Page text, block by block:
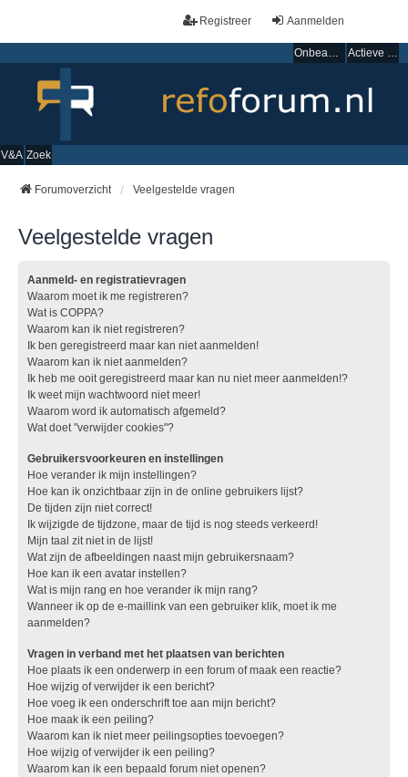
Aanmelden
Registreer
Onbeantwoorde onderwerpen Actieve onderwerpen
V&A Zoek
Forumoverzicht Veelgestelde vragen
Veelgestelde vragen
Aanmeld- en registratievragen
Waarom moet ik me registreren?
Wat is COPPA?
Waarom kan ik niet registreren?
Ik ben geregistreerd maar kan niet aanmelden!
Waarom kan ik niet aanmelden?
Ik heb me ooit geregistreerd maar kan nu niet meer aanmelden!?
Ik weet mijn wachtwoord niet meer!
Waarom word ik automatisch afgemeld?
Wat doet "verwijder cookies"?
Gebruikersvoorkeuren en instellingen
Hoe verander ik mijn instellingen?
Hoe kan ik onzichtbaar zijn in de online gebruikers lijst?
De tijden zijn niet correct!
Ik wijzigde de tijdzone, maar de tijd is nog steeds verkeerd!
Mijn taal zit niet in de lijst!
Wat zijn de afbeeldingen naast mijn gebruikersnaam?
Hoe kan ik een avatar instellen?
Wat is mijn rang en hoe verander ik mijn rang?
Wanneer ik op de e-maillink van een gebruiker klik, moet ik me
aanmelden?
Vragen in verband met het plaatsen van berichten
Hoe plaats ik een onderwerp in een forum of maak een reactie?
Hoe wijzig of verwijder ik een bericht?
Hoe voeg ik een onderschrift toe aan mijn bericht?
Hoe maak ik een peiling?
Waarom kan ik niet meer peilingsopties toevoegen?
Hoe wijzig of verwijder ik een peiling?
Waarom kan ik een bepaald forum niet openen?